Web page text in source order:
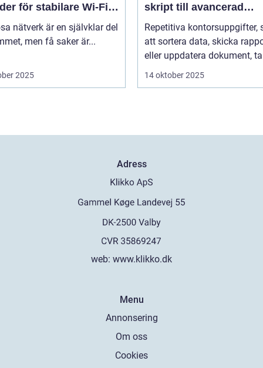
för stabilare Wi-Fi i
nätverk är en självklar del
men få saker är...
2025
skript till avancerad
programvara
Repetitiva kontorsuppgifter,
att sortera data, skicka
eller uppdatera dokument,
14 oktober 2025
Adress
web: www.klikko.dk
Menu
Annonsering
Om oss
Cookies